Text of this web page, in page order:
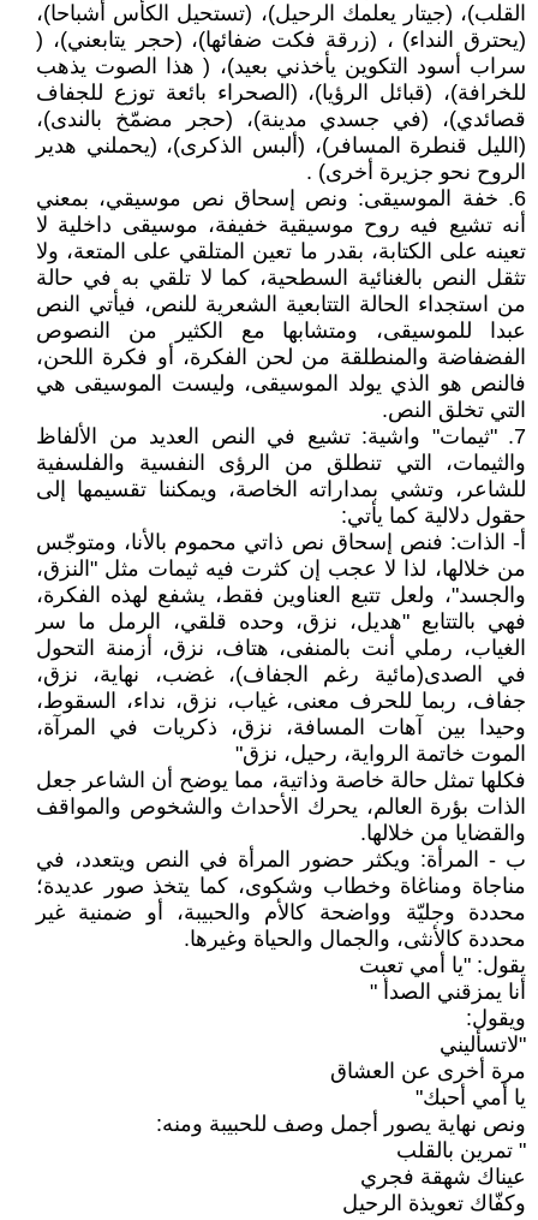
القلب)، (جيتار يعلمك الرحيل)، (تستحيل الكأس أشباحا)،
(يحترق النداء) ، (زرقة فكت ضفائها)، (حجر يتابعني)، (
سراب أسود التكوين يأخذني بعيد)، ( هذا الصوت يذهب
للخرافة)، (قبائل الرؤيا)، (الصحراء بائعة توزع للجفاف
قصائدي)، (في جسدي مدينة)، (حجر مضمّخ بالندى)،
(الليل قنطرة المسافر)، (ألبس الذكرى)، (يحملني هدير
الروح نحو جزيرة أخرى) .
6. خفة الموسيقى: ونص إسحاق نص موسيقي، بمعني
أنه تشيع فيه روح موسيقية خفيفة، موسيقى داخلية لا
تعينه على الكتابة، بقدر ما تعين المتلقي على المتعة، ولا
تثقل النص بالغنائية السطحية، كما لا تلقي به في حالة
من استجداء الحالة التتابعية الشعرية للنص، فيأتي النص
عبدا للموسيقى، ومتشابها مع الكثير من النصوص
الفضفاضة والمنطلقة من لحن الفكرة، أو فكرة اللحن،
فالنص هو الذي يولد الموسيقى، وليست الموسيقى هي
التي تخلق النص.
7. "ثيمات" واشية: تشيع في النص العديد من الألفاظ
والثيمات، التي تنطلق من الرؤى النفسية والفلسفية
للشاعر، وتشي بمداراته الخاصة، ويمكننا تقسيمها إلى
حقول دلالية كما يأتي:
أ- الذات: فنص إسحاق نص ذاتي محموم بالأنا، ومتوجّس
من خلالها، لذا لا عجب إن كثرت فيه ثيمات مثل "النزق،
والجسد"، ولعل تتبع العناوين فقط، يشفع لهذه الفكرة،
فهي بالتتابع "هديل، نزق، وحده قلقي، الرمل ما سر
الغياب، رملي أنت بالمنفى، هتاف، نزق، أزمنة التحول
في الصدى(مائية رغم الجفاف)، غضب، نهاية، نزق،
جفاف، ربما للحرف معنى، غياب، نزق، نداء، السقوط،
وحيدا بين آهات المسافة، نزق، ذكريات في المرآة،
الموت خاتمة الرواية، رحيل، نزق"
فكلها تمثل حالة خاصة وذاتية، مما يوضح أن الشاعر جعل
الذات بؤرة العالم، يحرك الأحداث والشخوص والمواقف
والقضايا من خلالها.
ب - المرأة: ويكثر حضور المرأة في النص ويتعدد، في
مناجاة ومناغاة وخطاب وشكوى، كما يتخذ صور عديدة؛
محددة وجليّة وواضحة كالأم والحبيبة، أو ضمنية غير
محددة كالأنثى، والجمال والحياة وغيرها.
يقول: "يا أمي تعبت
أنا يمزقني الصدأ "
ويقول:
"لاتسأليني
مرة أخرى عن العشاق
يا أمي أحبك"
ونص نهاية يصور أجمل وصف للحبيبة ومنه:
" تمرين بالقلب
عيناك شهقة فجري
وكفّاك تعويذة الرحيل